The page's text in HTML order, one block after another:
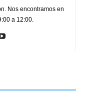
Nos encontramos en
a 12:00.